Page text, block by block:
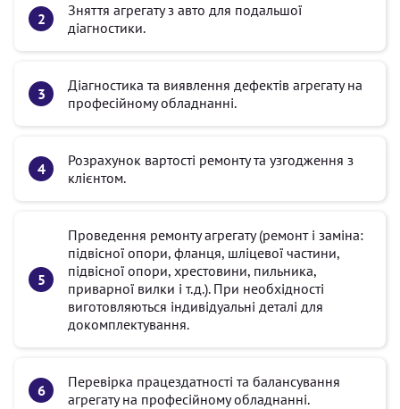
Зняття агрегату з авто для подальшої
діагностики.
Діагностика та виявлення дефектів агрегату на
професійному обладнанні.
Розрахунок вартості ремонту та узгодження з
клієнтом.
Проведення ремонту агрегату (ремонт і заміна:
підвісної опори, фланця, шліцевої частини,
підвісної опори, хрестовини, пильника,
приварної вилки і т.д.). При необхідності
виготовляються індивідуальні деталі для
докомплектування.
Перевірка працездатності та балансування
агрегату на професійному обладнанні.